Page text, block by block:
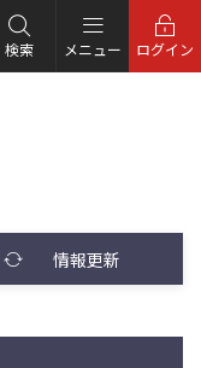
検索 メニュー ログイン
情報更新